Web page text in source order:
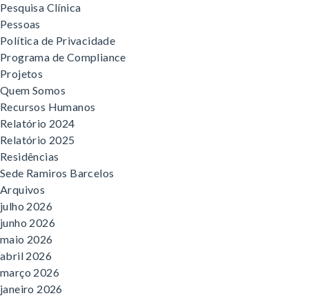
Pesquisa Clínica
Pessoas
Política de Privacidade
Programa de Compliance
Projetos
Quem Somos
Recursos Humanos
Relatório 2024
Relatório 2025
Residências
Sede Ramiros Barcelos
Arquivos
julho 2026
junho 2026
maio 2026
abril 2026
março 2026
janeiro 2026